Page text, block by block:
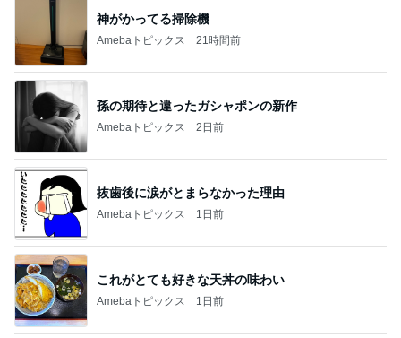
神がかってる掃除機
Amebaトピックス 21時間前
孫の期待と違ったガシャポンの新作
Amebaトピックス 2日前
抜歯後に涙がとまらなかった理由
Amebaトピックス 1日前
これがとても好きな天丼の味わい
Amebaトピックス 1日前